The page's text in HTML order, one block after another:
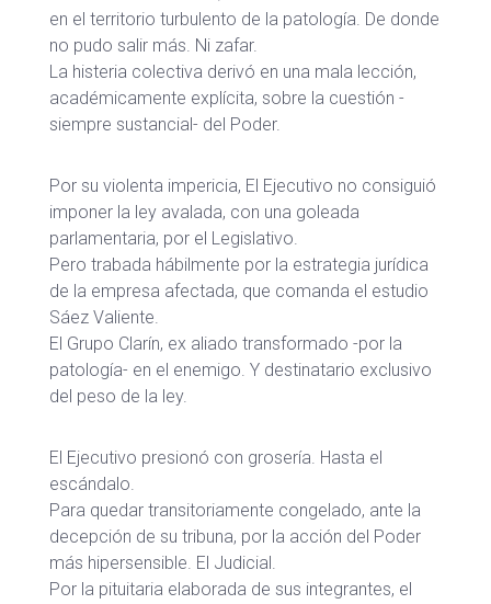
en el territorio turbulento de la patología. De donde
no pudo salir más. Ni zafar.
La histeria colectiva derivó en una mala lección,
académicamente explícita, sobre la cuestión -
siempre sustancial- del Poder.
Por su violenta impericia, El Ejecutivo no consiguió
imponer la ley avalada, con una goleada
parlamentaria, por el Legislativo.
Pero trabada hábilmente por la estrategia jurídica
de la empresa afectada, que comanda el estudio
Sáez Valiente.
El Grupo Clarín, ex aliado transformado -por la
patología- en el enemigo. Y destinatario exclusivo
del peso de la ley.
El Ejecutivo presionó con grosería. Hasta el
escándalo.
Para quedar transitoriamente congelado, ante la
decepción de su tribuna, por la acción del Poder
más hipersensible. El Judicial.
Por la pituitaria elaborada de sus integrantes, el